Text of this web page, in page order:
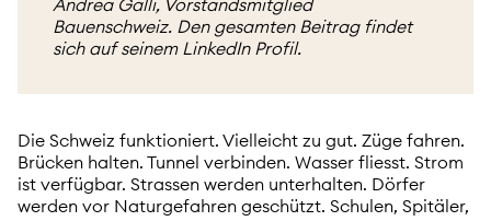
Bauenschweiz. Den gesamten Beitrag findet
sich auf seinem LinkedIn Profil.
Die Schweiz funktioniert. Vielleicht zu gut. Züge fahren.
Brücken halten. Tunnel verbinden. Wasser fliesst. Strom
ist verfügbar. Strassen werden unterhalten. Dörfer
werden vor Naturgefahren geschützt. Schulen, Spitäler,